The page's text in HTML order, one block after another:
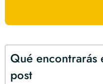
Qué encontrarás
post